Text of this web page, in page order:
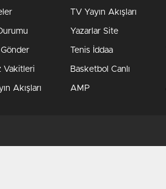
Vakitleri
Akışları
TV Yayın Akışları
Yazarlar Site
Tenis İddaa
Basketbol Canlı
AMP